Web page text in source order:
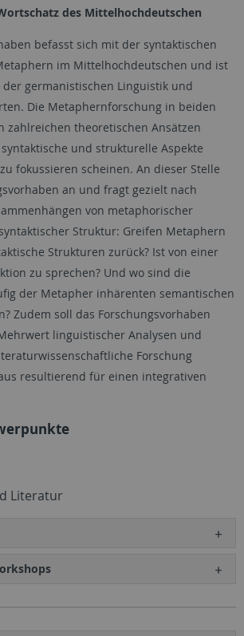
des Mittelhochdeutschen
befasst sich mit der syntaktischen
im Mittelhochdeutschen und ist
germanistischen Linguistik und
Die Metaphernforschung in beiden
zahlreichen theoretischen Ansätzen
und strukturelle Aspekte
fokussieren scheinen. An dieser Stelle
an und fragt gezielt nach
von metaphorischer
Struktur: Greifen Metaphern
Strukturen zurück? Ist von einer
zu sprechen? Und wo sind die
der Metapher inhärenten semantischen
Zudem soll das Forschungsvorhaben
linguistischer Analysen und
Forschung
resultierend für einen integrativen
Literatur